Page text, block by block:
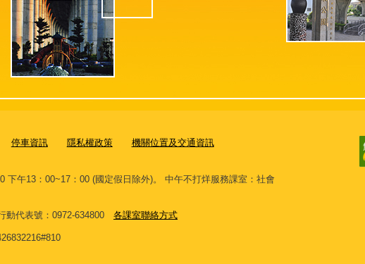
停車資訊 隱私權政策 機關位置及交通資訊
下午13：00~17：00 (國定假日除外)。 中午不打烊服務課室：社會
動代表號：0972-634800 各課室聯絡方式